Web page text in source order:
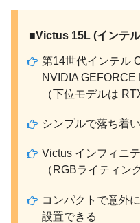
■Victus 15L (インテ
第14世代インテル
NVIDIA
（下位モデルは
シンプルで落ち着
Victus インフィニ
（RGBライティン
コンパクトで意外
設置できる